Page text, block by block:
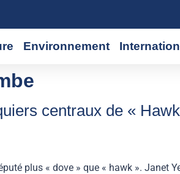
Environnement
centraux de «
plus « dove » que « hawk ».